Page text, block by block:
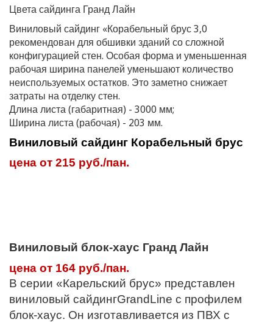
Цвета сайдинга Гранд Лайн
Виниловый сайдинг «Корабельный брус 3,0
рекомендован для обшивки зданий со сложной
конфигурацией стен. Особая форма и уменьшенная
рабочая ширина панелей уменьшают количество
неиспользуемых остатков. Это заметно снижает
затраты на отделку стен.
Длина листа (габаритная) - 3000 мм;
Ширина листа (рабочая) - 203 мм.
Виниловый сайдинг Корабельный брус
цена от 215 руб./пан.
Виниловый блок-хаус Гранд Лайн
цена от 164 руб./пан.
В серии «Карельский брус» представлен
виниловый сайдингGrandLine с профилем
блок-хаус. Он изготавливается из ПВХ с